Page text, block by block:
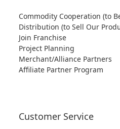
Commodity Cooperation (to
Distribution (to Sell Our
Join Franchise
Project Planning
Merchant/Alliance Partners
Affiliate Partner Program
Customer Service